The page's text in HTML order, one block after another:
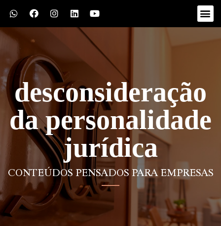
desconsideração
da personalidade
jurídica
CONTEÚDOS PENSADOS PARA EMPRESAS